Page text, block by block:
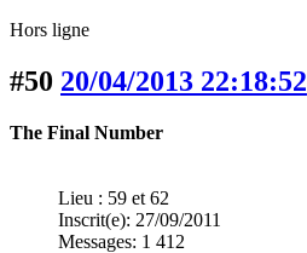
Hors ligne
#50 20/04/2013 22:18:52
The Final Number
Lieu : 59 et 62
Inscrit(e): 27/09/2011
Messages: 1 412